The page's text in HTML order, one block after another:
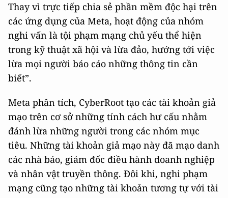
Thay vì trực tiếp chia sẻ phần mềm độc hại trên
các ứng dụng của Meta, hoạt động của nhóm
nghi vấn là tội phạm mạng chủ yếu thể hiện
trong kỹ thuật xã hội và lừa đảo, hướng tới việc
lừa mọi người báo cáo những thông tin cần
biết”.
Meta phân tích, CyberRoot tạo các tài khoản giả
mạo trên cơ sở những tính cách hư cấu nhằm
đánh lừa những người trong các nhóm mục
tiêu. Những tài khoản giả mạo này đã mạo danh
các nhà báo, giám đốc điều hành doanh nghiệp
và nhân vật truyền thông. Đôi khi, nghi phạm
mạng cũng tạo những tài khoản tương tự với tài